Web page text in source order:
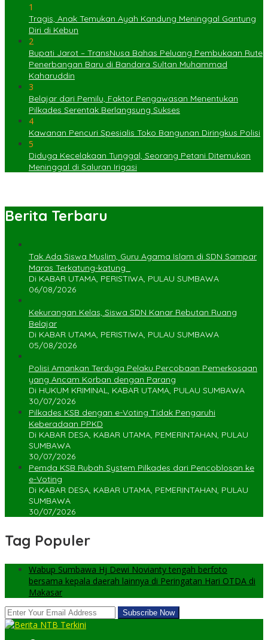
1
Tragis, Anak Temukan Ayah Kandung Meninggal Gantung
Diri di Kebun
2
Bupati Jarot – TransNusa Bahas Peluang Pembukaan Rute
Penerbangan Baru di Bandara Sultan Muhammad
Kaharuddin
3
Belajar dari Pemilu, Faktor Pengawasan Menentukan
Pilkades Serentak Berlangsung Sukses
4
Kawanan Pencuri Spesialis Toko Bangunan Diringkus Polisi
5
Diduga Kecelakaan Tunggal, Seorang Petani Ditemukan
Meninggal di Saluran Irigasi
Berita Terbaru
Tak Ada Siswa Muslim, Guru Agama Islam di SDN Sampar
Maras Terkatung-katung ‎
Di KABAR UTAMA, PERISTIWA, PULAU SUMBAWA
06/08/2026
Kekurangan Kelas, Siswa SDN Kanar Rebutan Ruang
Belajar
Di KABAR UTAMA, PERISTIWA, PULAU SUMBAWA
05/08/2026
Polisi Amankan Terduga Pelaku Percobaan Pemerkosaan
yang Ancam Korban dengan Parang
Di HUKUM KRIMINAL, KABAR UTAMA, PULAU SUMBAWA
30/07/2026
Pilkades KSB dengan e-Voting Tidak Pengaruhi
Keberadaan PPKD
Di KABAR DESA, KABAR UTAMA, PEMERINTAHAN, PULAU
SUMBAWA
30/07/2026
Pemda KSB Rubah System Pilkades dari Pencoblosan ke
e-Voting
Di KABAR DESA, KABAR UTAMA, PEMERINTAHAN, PULAU
SUMBAWA
30/07/2026
Tag Populer
Wabup Sumbawa Hj Dewi Novianty tengah berfoto
bersama kepala daerah lainnya di Peringatan Hari OTDA di
Makasar